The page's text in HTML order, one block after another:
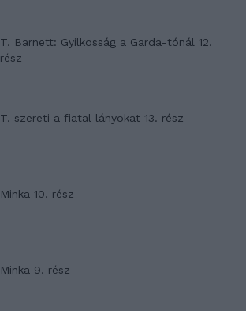
T. Barnett: Gyilkosság a Garda-tónál 12.
rész
T. szereti a fiatal lányokat 13. rész
Minka 10. rész
Minka 9. rész